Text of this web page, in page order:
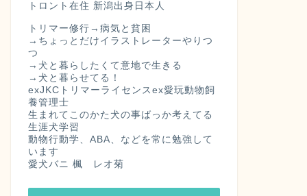
トロント在住 新潟出身日本人
トリマー修行→病気と貧困
→ちょっとだけイラストレーターやりつ
つ
→犬と暮らしたくて意地で生きる
→犬と暮らせてる！
exJKCトリマーライセンスex愛玩動物飼
養管理士
生まれてこのかた犬の事ばっか考えてる
生涯犬学習
動物行動学、ABA、などを常に勉強して
います
愛犬バニ 楓 レオ菊